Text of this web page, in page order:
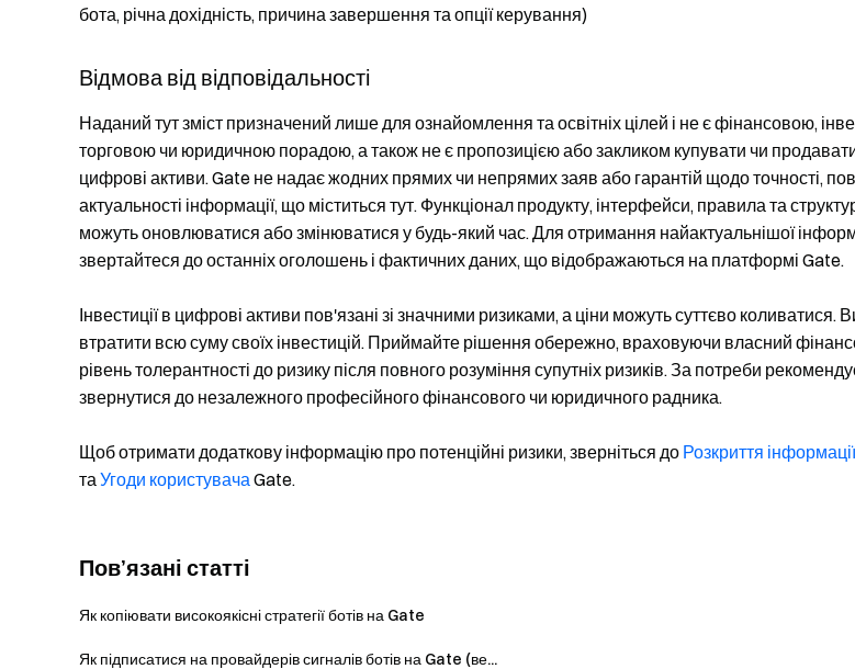
бота, річна дохідність, причина завершення та опції керування)
Відмова від відповідальності
Наданий тут зміст призначений лише для ознайомлення та освітніх цілей і не є фінансовою,
торговою чи юридичною порадою, а також не є пропозицією або закликом купувати чи
цифрові активи. Gate не надає жодних прямих чи непрямих заяв або гарантій щодо точності,
актуальності інформації, що міститься тут. Функціонал продукту, інтерфейси, правила та
можуть оновлюватися або змінюватися у будь-який час. Для отримання найактуальнішої
звертайтеся до останніх оголошень і фактичних даних, що відображаються на платформі Gate.
Інвестиції в цифрові активи пов'язані зі значними ризиками, а ціни можуть суттєво коливатися.
втратити всю суму своїх інвестицій. Приймайте рішення обережно, враховуючи власний
рівень толерантності до ризику після повного розуміння супутніх ризиків. За потреби
звернутися до незалежного професійного фінансового чи юридичного радника.
Щоб отримати додаткову інформацію про потенційні ризики, зверніться до Розкриття
таУгоди користувачаGate.
Пов’язані статті
Як копіювати високоякісні стратегії ботів на Gate
Як підписатися на провайдерів сигналів ботів на Gate (ве...